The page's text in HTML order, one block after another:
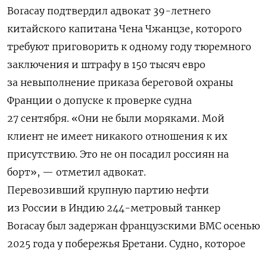
Boracay подтвердил адвокат 39-летнего
китайского капитана Чена Чжанцзе, которого
требуют приговорить к одному году тюремного
заключения и штрафу в 150 тысяч евро
за невыполнение приказа береговой охраны
Франции о допуске к проверке судна
27 сентября. «Они не были моряками. Мой
клиент не имеет никакого отношения к их
присутствию. Это не он посадил россиян на
борт», — отметил адвокат.
Перевозивший крупную партию нефти
из России в Индию 244-метровый танкер
Boracay был задержан французскими ВМС осенью
2025 года у побережья Бретани. Судно, которое